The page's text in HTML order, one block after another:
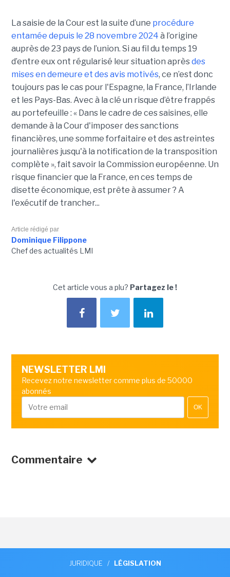
La saisie de la Cour est la suite d’une procédure
entamée depuis le 28 novembre 2024 à l’origine
auprès de 23 pays de l’union. Si au fil du temps 19
d’entre eux ont régularisé leur situation aprèsdes
mises en demeure et des avis motivés, ce n’est donc
toujours pas le cas pour l'Espagne, la France, l’Irlande
et les Pays-Bas. Avec à la clé un risque d’être frappés
au portefeuille : « Dans le cadre de ces saisines, elle
demande à la Cour d'imposer des sanctions
financières, une somme forfaitaire et des astreintes
journalières jusqu'à la notification de la transposition
complète », fait savoir la Commission européenne. Un
risque financier que la France, en ces temps de
disette économique, est prête à assumer ? A
l'exécutif de trancher...
Article rédigé par
Dominique Filippone
Chef des actualités LMI
Cet article vous a plu? Partagez le !
NEWSLETTER LMI
Recevez notre newsletter comme plus de 50000
abonnés
OK
Commentaire
JURIDIQUE / LÉGISLATION